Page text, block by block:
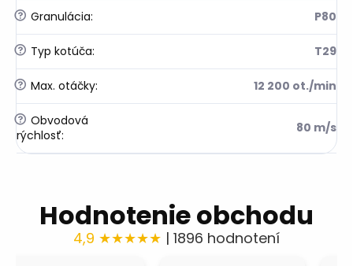
? Granulácia: P80
? Typ kotúča: T29
? Max. otáčky: 12 200 ot./min
? Obvodová
rýchlosť: 80 m/s
Hodnotenie obchodu
4,9 ★★★★★ | 1896 hodnotení